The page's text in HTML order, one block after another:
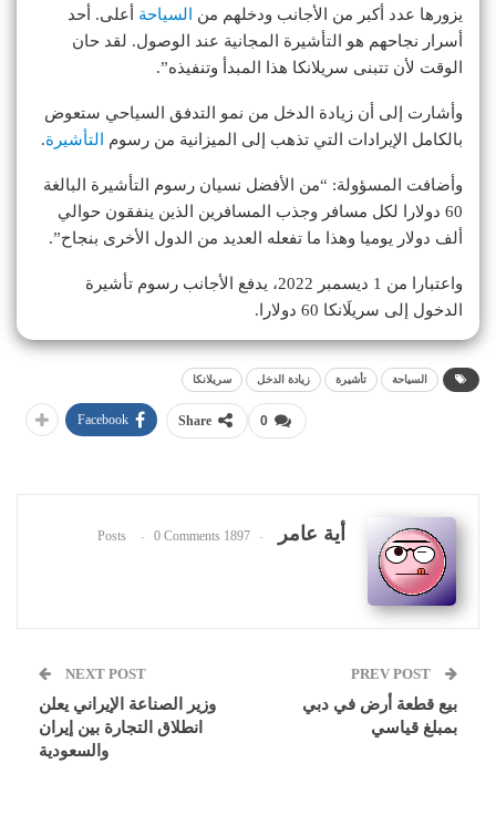
يزورها عدد أكبر من الأجانب ودخلهم من
السياحة أعلى. أحد
أسرار نجاحهم هو التأشيرة المجانية عند الوصول. لقد حان
الوقت لأن تتبنى سريلانكا هذا المبدأ وتنفيذه”.
وأشارت إلى أن زيادة الدخل من نمو التدفق السياحي ستعوض
بالكامل الإيرادات التي تذهب إلى الميزانية من رسوم
التأشيرة.
وأضافت المسؤولة: “من الأفضل نسيان رسوم التأشيرة البالغة
60 دولارا لكل مسافر وجذب المسافرين الذين ينفقون حوالي
ألف دولار يوميا وهذا ما تفعله العديد من الدول الأخرى بنجاح”.
واعتبارا من 1 ديسمبر 2022، يدفع الأجانب رسوم تأشيرة
الدخول إلى سريلَانكا 60 دولارا.
السياحة تأشيرة زيادة الدخل سريلانكا
0
Share
Facebook
أية عامر 1897 Posts
0 Comments
بيع قطعة أرض في دبي
بمبلغ قياسي
NEXT POST
وزير الصناعة الإيراني يعلن
انطلاق التجارة بين إيران
والسعودية